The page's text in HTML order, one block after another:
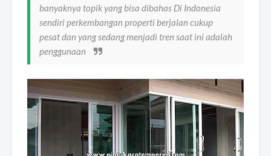
banyaknya topik yang bisa dibahas Di Indonesia
sendiri perkembangan properti berjalan cukup
pesat dan yang sedang menjadi tren saat ini adalah
penggunaan